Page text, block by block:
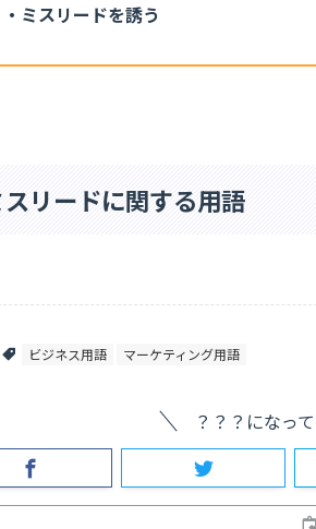
・ミスリードを誘う
スリードに関する用語
ビジネス用語 マーケティング用語
？？？になっ